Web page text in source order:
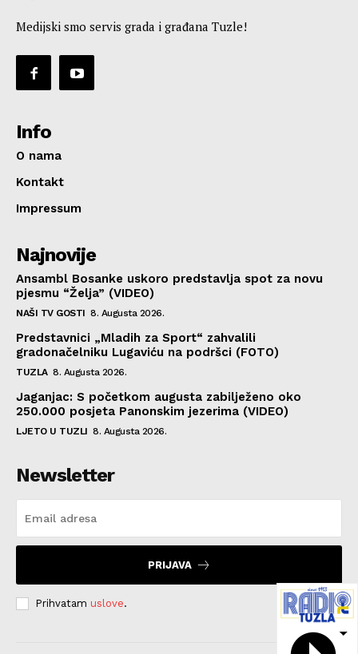
Medijski smo servis grada i građana Tuzle!
Info
O nama
Kontakt
Impressum
Najnovije
Ansambl Bosanke uskoro predstavlja spot za novu
pjesmu “Želja” (VIDEO)
NAŠI TV GOSTI 8. Augusta 2026.
Predstavnici „Mladih za Sport“ zahvalili
gradonačelniku Lugaviću na podršci (FOTO)
TUZLA 8. Augusta 2026.
Jaganjac: S početkom augusta zabilježeno oko
250.000 posjeta Panonskim jezerima (VIDEO)
LJETO U TUZLI 8. Augusta 2026.
Newsletter
PRIJAVA
Prihvatam uslove.